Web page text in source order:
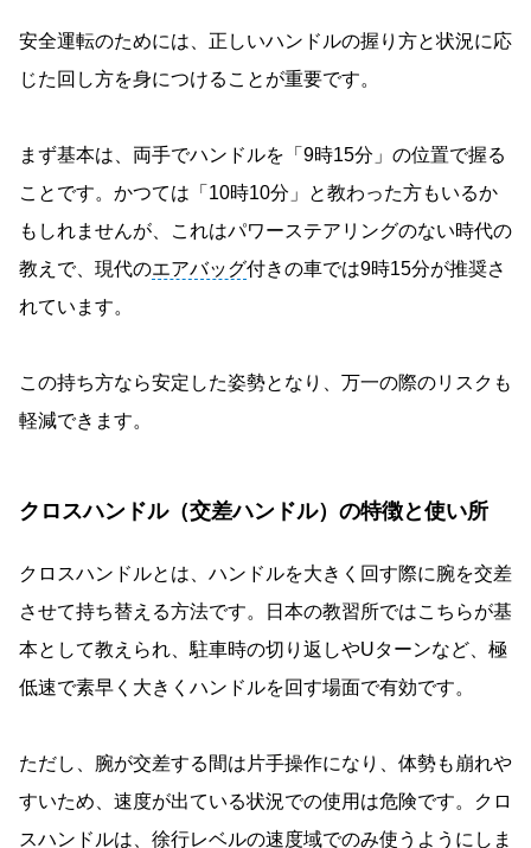
安全運転のためには、正しいハンドルの握り方と状況に応
じた回し方を身につけることが重要です。
まず基本は、両手でハンドルを「9時15分」の位置で握る
ことです。かつては「10時10分」と教わった方もいるか
もしれませんが、これはパワーステアリングのない時代の
教えで、現代のエアバッグ付きの車では9時15分が推奨さ
れています。
この持ち方なら安定した姿勢となり、万一の際のリスクも
軽減できます。
クロスハンドル（交差ハンドル）の特徴と使い所
クロスハンドルとは、ハンドルを大きく回す際に腕を交差
させて持ち替える方法です。日本の教習所ではこちらが基
本として教えられ、駐車時の切り返しやUターンなど、極
低速で素早く大きくハンドルを回す場面で有効です。
ただし、腕が交差する間は片手操作になり、体勢も崩れや
すいため、速度が出ている状況での使用は危険です。クロ
スハンドルは、徐行レベルの速度域でのみ使うようにしま